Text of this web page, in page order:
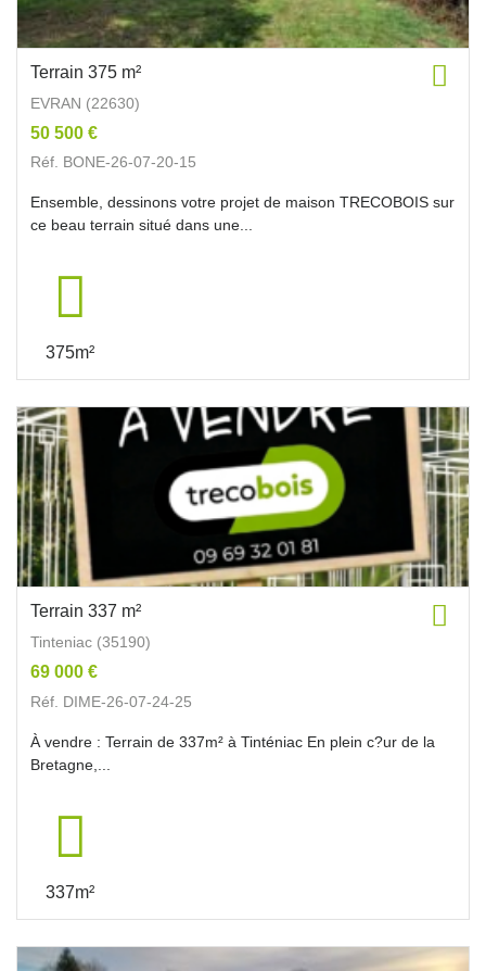
Terrain 375 m²
EVRAN (22630)
50 500 €
Réf. BONE-26-07-20-15
Ensemble, dessinons votre projet de maison TRECOBOIS sur
ce beau terrain situé dans une...
375m²
Terrain 337 m²
Tinteniac (35190)
69 000 €
Réf. DIME-26-07-24-25
À vendre : Terrain de 337m² à Tinténiac En plein c?ur de la
Bretagne,...
337m²